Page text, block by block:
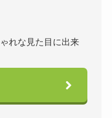
れな見た目に出来